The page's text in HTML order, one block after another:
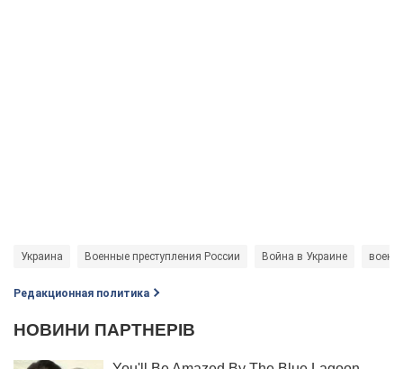
Украина Военные преступления России Война в Украине
Редакционная политика